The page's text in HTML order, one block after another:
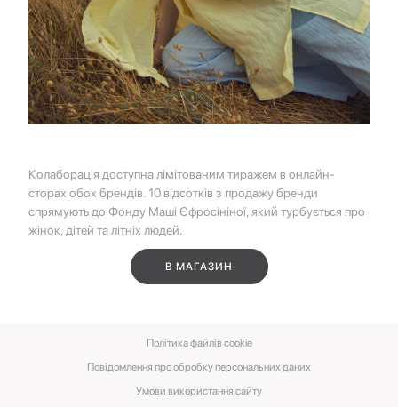
Колаборація доступна лімітованим тиражем в онлайн-
сторах обох брендів. 10 відсотків з продажу бренди
спрямують до Фонду Маші Єфросініної, який турбується про
жінок, дітей та літніх людей.
В МАГАЗИН
Повідомлення про обробку персональних даних
Умови використання сайту
Політика файлів cookie